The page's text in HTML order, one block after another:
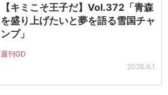
【キミこそ王子だ】Vol.372「青森
を盛り上げたいと夢を語る雪国チャ
ンプ」
週刊GD
2026.6.1